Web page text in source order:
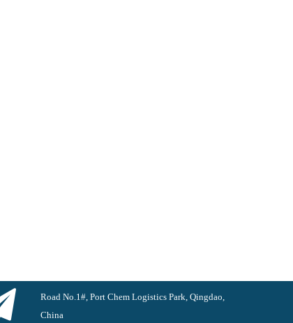
Road No.1#, Port Chem Logistics Park, Qingdao,
China